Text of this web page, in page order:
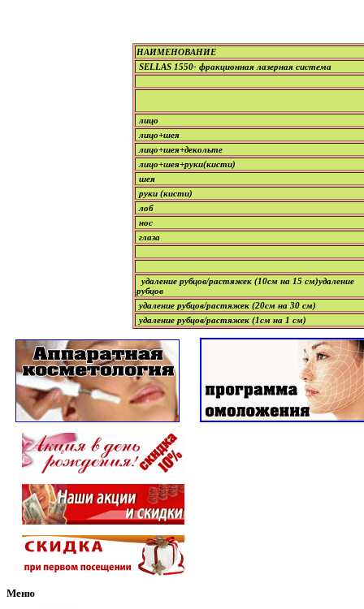
НАИМЕНОВАНИЕ
SELLAS 1550- фракционная лазерная система
лицо
лицо+шея
лицо+шея+декольте
лицо+шея+руки(кисти)
шея
руки (кисти)
лоб
нос
глаза
удаление рубцов/растяжек (10см на 15 см)удаление
рубцов
удаление рубцов/растяжек (20см на 30 см)
удаление рубцов/растяжек (1см на 1 см)
Меню